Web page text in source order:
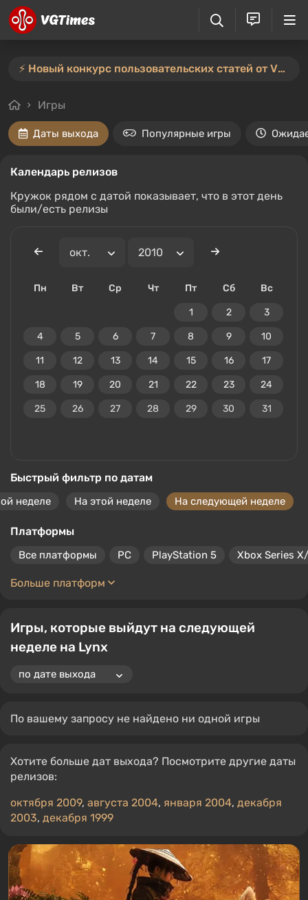
⚡️ Новый конкурс пользовательских статей от VGTimes — участвуйте тут ⚡️
Игры
Даты выхода Популярные игры
Календарь релизов
Кружок рядом с датой показывает, что в этот день
были/есть релизы
Пн Вт Ср Чт Пт Сб Вс
1 2 3
4 5 6 7 8 9 10
11 12 13 14 15 16 17
18 19 20 21 22 23 24
25 26 27 28 29 30 31
Быстрый фильтр по датам
неделе На этой неделе На следующей неделе
Платформы
Все платформы PC PlayStation 5 Xbox Series
Больше платформ
Игры, которые выйдут на следующей
неделе на Lynx
По вашему запросу не найдено ни одной игры
Хотите больше дат выхода? Посмотрите другие даты
релизов:
октября 2009, августа 2004, января 2004, декабря
2003, декабря 1999